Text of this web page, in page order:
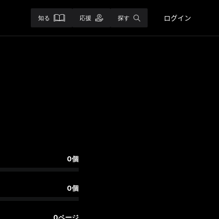
知る 応援 探す ログイン
0個
0個
0ページ